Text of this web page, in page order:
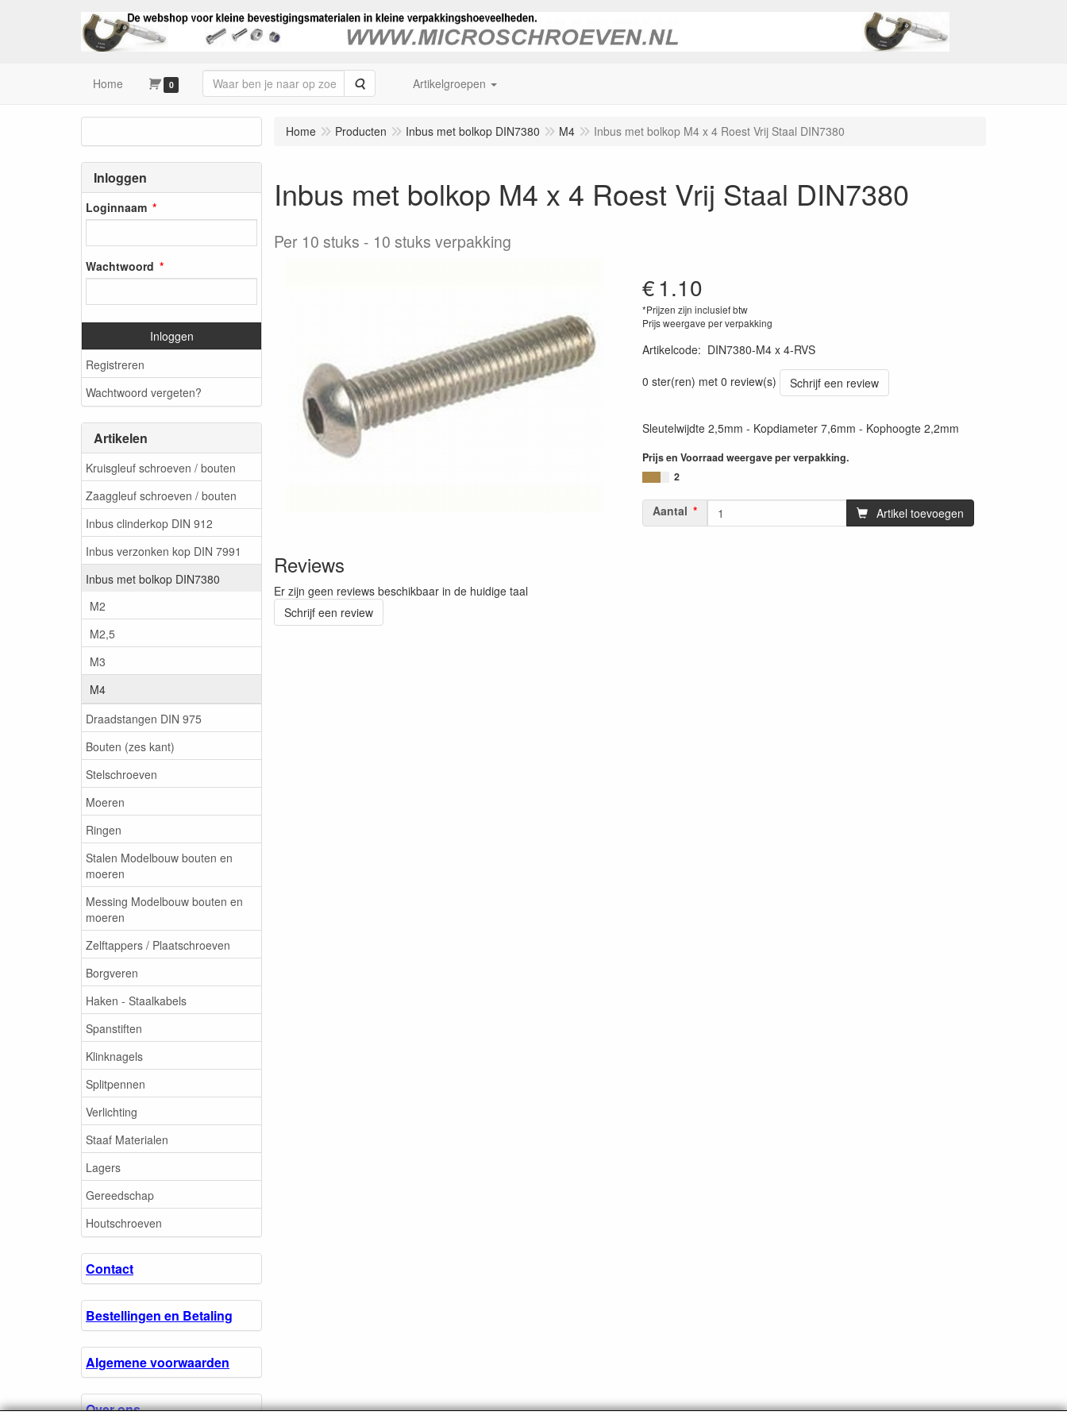
Home 0 Zoeken Artikelgroepen
Inloggen
Loginnaam
Wachtwoord
Inloggen
Registreren
Wachtwoord vergeten?
Artikelen
Kruisgleuf schroeven / bouten
Zaaggleuf schroeven / bouten
Inbus clinderkop DIN 912
Inbus verzonken kop DIN 7991
Inbus met bolkop DIN7380
M2
M2,5
M3
M4
Draadstangen DIN 975
Bouten (zes kant)
Stelschroeven
Moeren
Ringen
Stalen Modelbouw bouten en
moeren
Messing Modelbouw bouten en
moeren
Zelftappers / Plaatschroeven
Borgveren
Haken - Staalkabels
Spanstiften
Klinknagels
Splitpennen
Verlichting
Staaf Materialen
Lagers
Gereedschap
Houtschroeven
Contact
Bestellingen en Betaling
Algemene voorwaarden
Over ons.
Home Producten Inbus met bolkop DIN7380 M4 Inbus met bolkop M4 x 4 Roest Vrij Staal DIN7380
Inbus met bolkop M4 x 4 Roest Vrij Staal DIN7380
Per 10 stuks 10 stuks verpakking
€1.10
*Prijzen zijn inclusief btw
Prijs weergave per verpakking
Artikelcode: DIN7380-M4 x 4-RVS
0 ster(ren) met 0 review(s)
Schrijf een review
Sleutelwijdte 2,5mm - Kopdiameter 7,6mm - Kophoogte 2,2mm
Prijs en Voorraad weergave per verpakking.
2
Aantal Artikel toevoegen
Reviews
Er zijn geen reviews beschikbaar in de huidige taal
Schrijf een review